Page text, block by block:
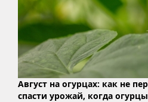
Август на огурцах: как не
спасти урожай, когда